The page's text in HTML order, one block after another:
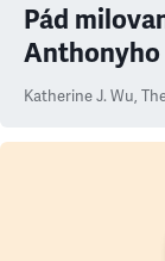
Pád
Anthonyho
Katherine J. Wu,